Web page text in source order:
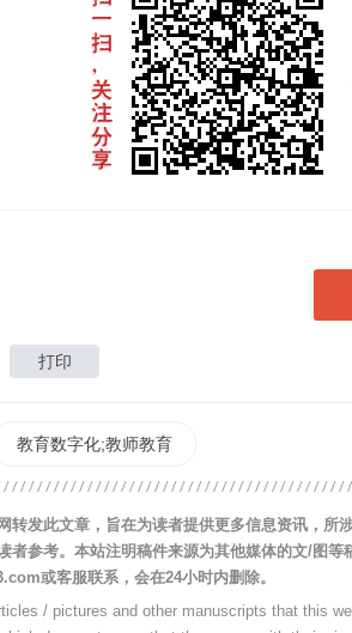
打印
教育数字化;教师教育
转发此文章，旨在为读者提供更多信息资讯，
者参考。本站注明稿件来源为其他媒体的文/图
或客服联系，会在24小时内删除。
/ pictures and other manuscripts that this